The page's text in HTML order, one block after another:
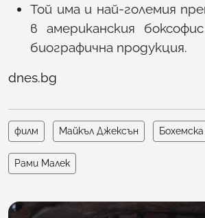
Той има и най-големия
в американския
биографична продукция.
dnes.bg
филм Майкъл Джексън
Рами Малек